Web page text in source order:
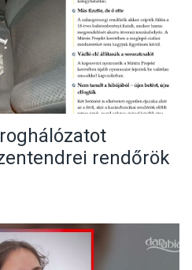
rendőrök